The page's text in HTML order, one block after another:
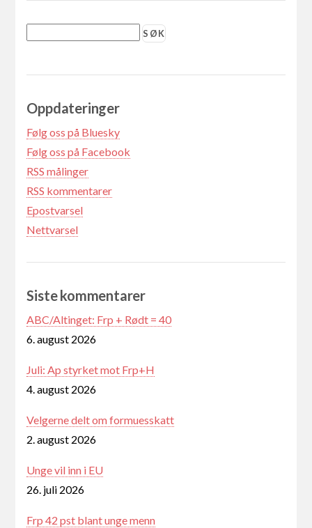
Oppdateringer
Følg oss på Bluesky
Følg oss på Facebook
RSS målinger
RSS kommentarer
Epostvarsel
Nettvarsel
Siste kommentarer
ABC/Altinget: Frp + Rødt = 40
6. august 2026
Juli: Ap styrket mot Frp+H
4. august 2026
Velgerne delt om formuesskatt
2. august 2026
Unge vil inn i EU
26. juli 2026
Frp 42 pst blant unge menn